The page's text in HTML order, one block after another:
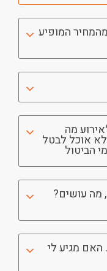
המופיע
מה
אוכל לבטל
הביטול
מה עושים?
האם מגיע לי